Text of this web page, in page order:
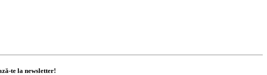
te la newsletter!